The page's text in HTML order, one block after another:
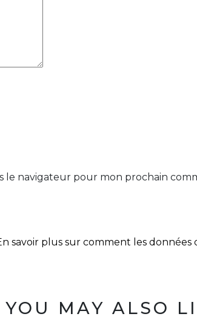
le navigateur pour mon prochain
savoir plus sur comment les données
YOU MAY ALSO